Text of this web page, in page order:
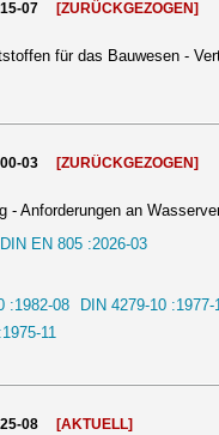
07 [ZURÜCKGEZOGEN]
für das Bauwesen -
03 [ZURÜCKGEZOGEN]
- Anforderungen an
DIN EN 805 :2026-03
:1982-08
DIN 4279-10 :1977-
11
08 [AKTUELL]